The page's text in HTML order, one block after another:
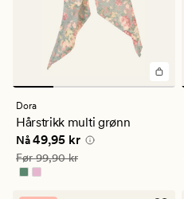
Dora
Hårstrikk multi grønn
Nåværende pris
Nå49,95 kr
Vanlig pris 99,90 kr
Før99,90 kr